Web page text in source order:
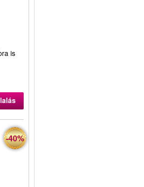
is
-40%